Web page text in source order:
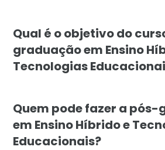
Qual é o objetivo do
graduação em Ensino
Tecnologias
Quem pode fazer a
em Ensino Híbrido e
Educacionais?